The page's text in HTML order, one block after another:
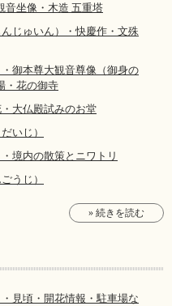
音坐像・木造 五重塔
じゅいん）・快慶作・文殊
御本尊大観音尊像（御身の
・花の御寺
大仏殿試みのお堂
いじ）
境内の散策とニワトリ
うじ）
» 続きを読む
見頃・開花情報・駐車場な